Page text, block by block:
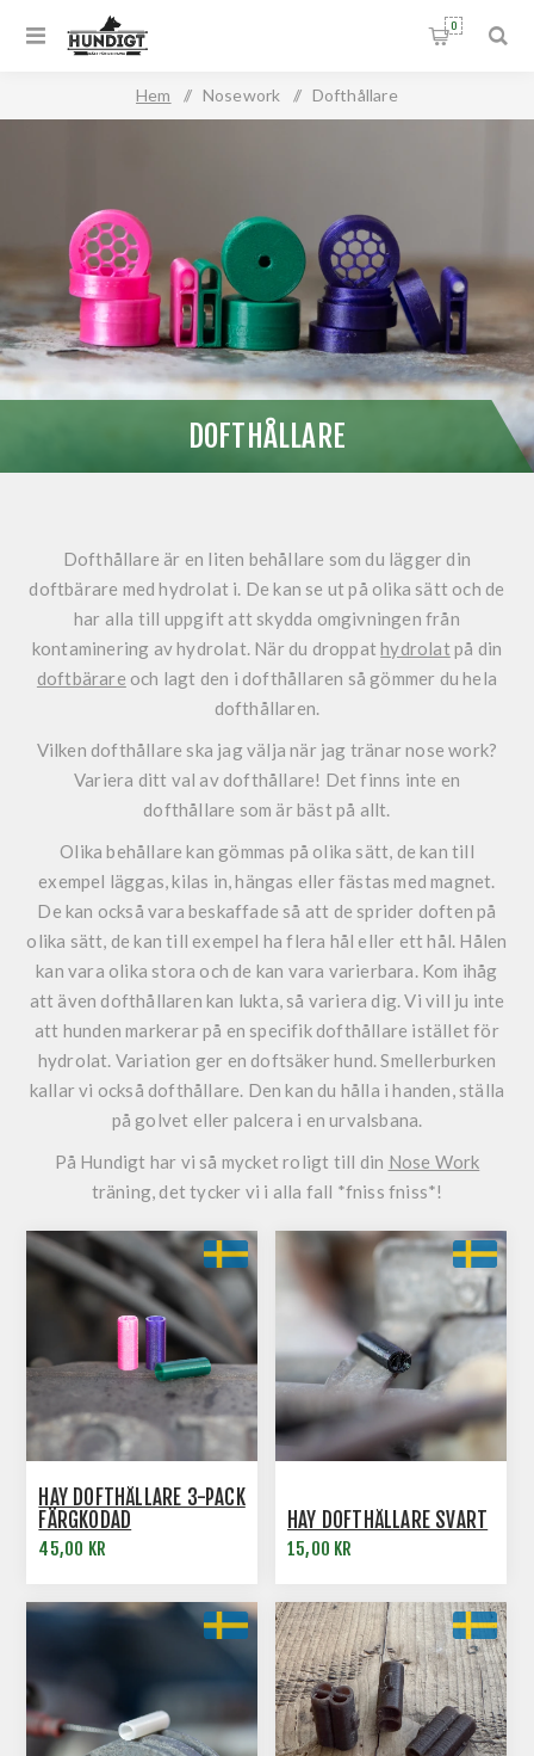
0
Hem / Nosework / Dofthållare
DOFTHÅLLARE
Dofthållare är en liten behållare som du lägger din
doftbärare med hydrolat i. De kan se ut på olika sätt och de
har alla till uppgift att skydda omgivningen från
kontaminering av hydrolat. När du droppathydrolat på din
doftbärare och lagt den i dofthållaren så gömmer du hela
dofthållaren.
Vilken dofthållare ska jag välja när jag tränar nose work?
Variera ditt val av dofthållare! Det finns inte en
dofthållare som är bäst på allt.
Olika behållare kan gömmas på olika sätt, de kan till
exempel läggas, kilas in, hängas eller fästas med magnet.
De kan också vara beskaffade så att de sprider doften på
olika sätt, de kan till exempel ha flera hål eller ett hål. Hålen
kan vara olika stora och de kan vara varierbara. Kom ihåg
att även dofthållaren kan lukta, så variera dig. Vi vill ju inte
att hunden markerar på en specifik dofthållare istället för
hydrolat. Variation ger en doftsäker hund. Smellerburken
kallar vi också dofthållare. Den kan du hålla i handen, ställa
på golvet eller palcera i en urvalsbana.
På Hundigt har vi så mycket roligt till din Nose Work
träning, det tycker vi i alla fall *fniss fniss*!
HAY DOFTHÅLLARE 3-PACK
FÄRGKODAD
45,00 KR
HAY DOFTHÅLLARE SVART
15,00 KR